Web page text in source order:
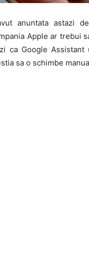
anuntata astazi
Apple ar trebui
ca Google
sa o schimbe